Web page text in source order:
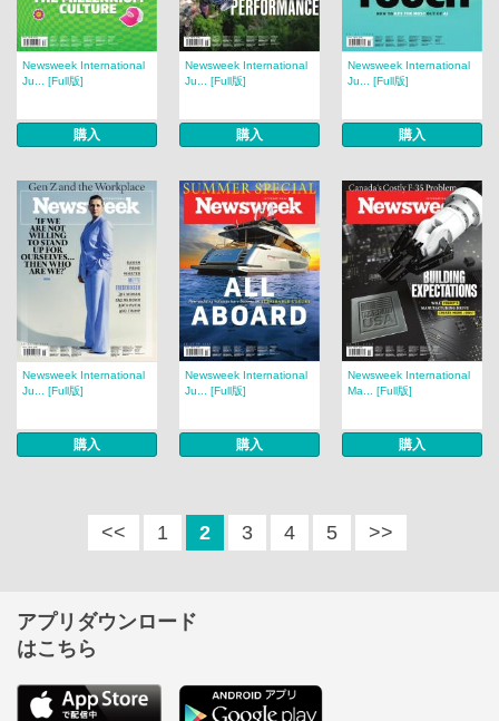
Newsweek International
Ju... [Full版]
購入
Newsweek International
Ju... [Full版]
購入
Newsweek International
Ju... [Full版]
購入
Newsweek International
Ju... [Full版]
購入
Newsweek International
Ju... [Full版]
購入
Newsweek International
Ma... [Full版]
購入
<< 1 2 3 4 5 >>
アプリダウンロード
はこちら